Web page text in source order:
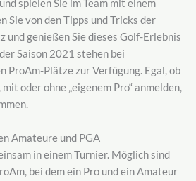
spielen Sie im Team mit einem
Sie von den Tipps und Tricks der
und genießen Sie dieses Golf-Erlebnis
Saison 2021 stehen bei
ProAm-Plätze zur Verfügung. Egal, ob
oder ohne „eigenem Pro“ anmelden,
Amateure und PGA
in einem Turnier. Möglich sind
bei dem ein Pro und ein Amateur